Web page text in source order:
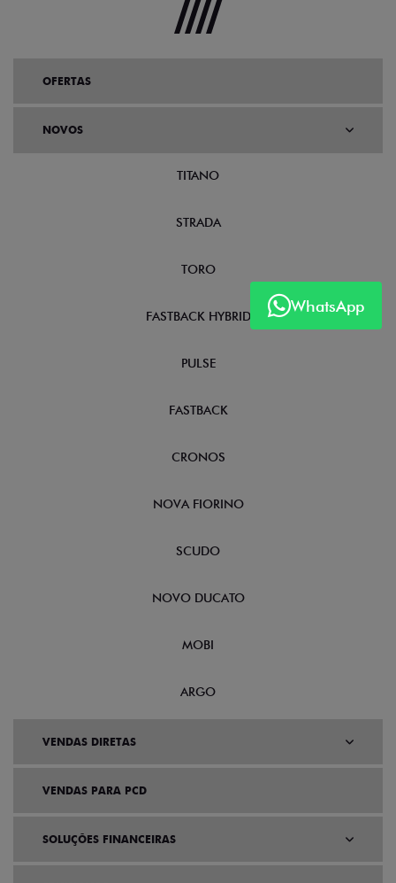
WhatsApp
OFERTAS
NOVOS
TITANO
STRADA
TORO
FASTBACK HYBRID
PULSE
FASTBACK
CRONOS
NOVA FIORINO
SCUDO
NOVO DUCATO
MOBI
ARGO
VENDAS DIRETAS
VENDAS PARA PCD
SOLUÇÕES FINANCEIRAS